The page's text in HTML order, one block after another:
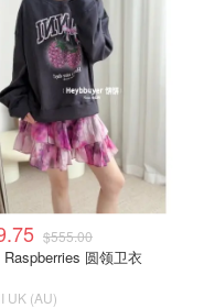
$555.00
Raspberries 圆领卫衣
UK (AU)